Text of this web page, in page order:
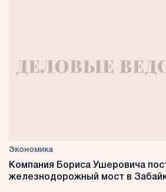
Экономика
Компания Бориса Ушеровича
железнодорожный мост в